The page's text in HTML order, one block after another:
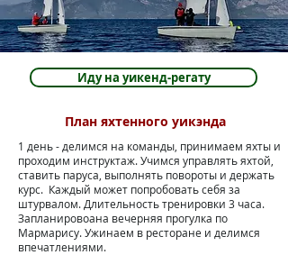
Иду на уикенд-регату
План яхтенного уикэнда
1 день - делимся на команды, принимаем яхты и
проходим инструктаж. Учимся управлять яхтой,
ставить паруса, выполнять повороты и держать
курс. Каждый может попробовать себя за
штурвалом. Длительность тренировки 3 часа.
Запланировоана вечерняя прогулка по
Мармарису. Ужинаем в ресторане и делимся
впечатлениями.